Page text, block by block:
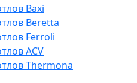
Baxi
Beretta
Ferroli
ACV
Thermona